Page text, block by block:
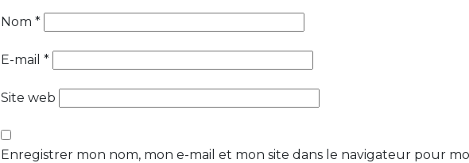
Nom *
E-mail *
Site web
Enregistrer mon nom, mon e-mail et mon site dans le navigateur pour